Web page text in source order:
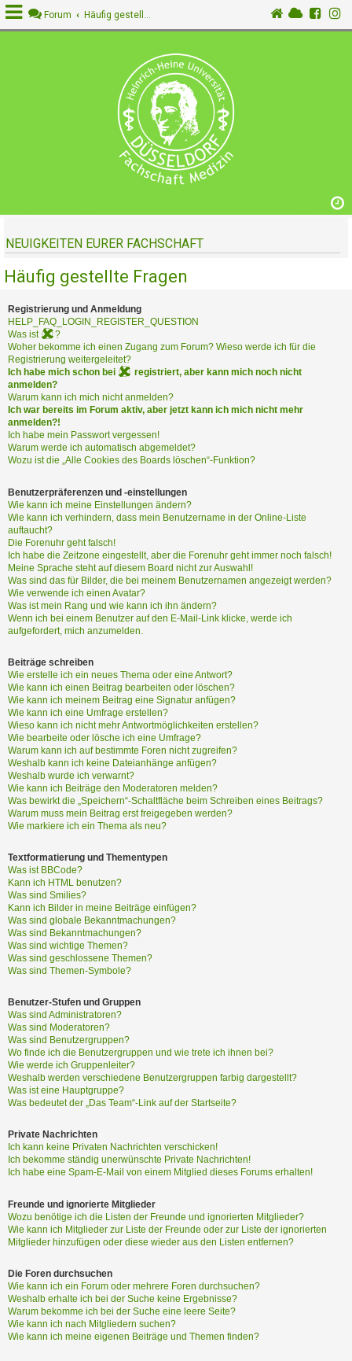
R
g
s
t
r
i
e
r
e
n
P
O
B
L
E
M
E
B
E
I
M
L
G
I
N
?
H
i
l
f
e
n
d
F
A
Q
Forum Häufig gestellte Fragen
NEUIGKEITEN EURER FACHSCHAFT
Häufig gestellte Fragen
Registrierung und Anmeldung
HELP_FAQ_LOGIN_REGISTER_QUESTION
Was ist
?
Woher bekomme ich einen Zugang zum Forum? Wieso werde ich für die
Registrierung weitergeleitet?
Ich habe mich schon bei
registriert, aber kann mich noch nicht
anmelden?
Warum kann ich mich nicht anmelden?
Ich war bereits im Forum aktiv, aber jetzt kann ich mich nicht mehr
anmelden?!
Ich habe mein Passwort vergessen!
Warum werde ich automatisch abgemeldet?
Wozu ist die „Alle Cookies des Boards löschen“-Funktion?
Benutzerpräferenzen und -einstellungen
Wie kann ich meine Einstellungen ändern?
Wie kann ich verhindern, dass mein Benutzername in der Online-Liste
auftaucht?
Die Forenuhr geht falsch!
Ich habe die Zeitzone eingestellt, aber die Forenuhr geht immer noch falsch!
Meine Sprache steht auf diesem Board nicht zur Auswahl!
Was sind das für Bilder, die bei meinem Benutzernamen angezeigt werden?
Wie verwende ich einen Avatar?
Was ist mein Rang und wie kann ich ihn ändern?
Wenn ich bei einem Benutzer auf den E-Mail-Link klicke, werde ich
aufgefordert, mich anzumelden.
Beiträge schreiben
Wie erstelle ich ein neues Thema oder eine Antwort?
Wie kann ich einen Beitrag bearbeiten oder löschen?
Wie kann ich meinem Beitrag eine Signatur anfügen?
Wie kann ich eine Umfrage erstellen?
Wieso kann ich nicht mehr Antwortmöglichkeiten erstellen?
Wie bearbeite oder lösche ich eine Umfrage?
Warum kann ich auf bestimmte Foren nicht zugreifen?
Weshalb kann ich keine Dateianhänge anfügen?
Weshalb wurde ich verwarnt?
Wie kann ich Beiträge den Moderatoren melden?
Was bewirkt die „Speichern“-Schaltfläche beim Schreiben eines Beitrags?
Warum muss mein Beitrag erst freigegeben werden?
Wie markiere ich ein Thema als neu?
Textformatierung und Thementypen
Was ist BBCode?
Kann ich HTML benutzen?
Was sind Smilies?
Kann ich Bilder in meine Beiträge einfügen?
Was sind globale Bekanntmachungen?
Was sind Bekanntmachungen?
Was sind wichtige Themen?
Was sind geschlossene Themen?
Was sind Themen-Symbole?
Benutzer-Stufen und Gruppen
Was sind Administratoren?
Was sind Moderatoren?
Was sind Benutzergruppen?
Wo finde ich die Benutzergruppen und wie trete ich ihnen bei?
Wie werde ich Gruppenleiter?
Weshalb werden verschiedene Benutzergruppen farbig dargestellt?
Was ist eine Hauptgruppe?
Was bedeutet der „Das Team“-Link auf der Startseite?
Private Nachrichten
Ich kann keine Privaten Nachrichten verschicken!
Ich bekomme ständig unerwünschte Private Nachrichten!
Ich habe eine Spam-E-Mail von einem Mitglied dieses Forums erhalten!
Freunde und ignorierte Mitglieder
Wozu benötige ich die Listen der Freunde und ignorierten Mitglieder?
Wie kann ich Mitglieder zur Liste der Freunde oder zur Liste der ignorierten
Mitglieder hinzufügen oder diese wieder aus den Listen entfernen?
Die Foren durchsuchen
Wie kann ich ein Forum oder mehrere Foren durchsuchen?
Weshalb erhalte ich bei der Suche keine Ergebnisse?
Warum bekomme ich bei der Suche eine leere Seite?
Wie kann ich nach Mitgliedern suchen?
Wie kann ich meine eigenen Beiträge und Themen finden?